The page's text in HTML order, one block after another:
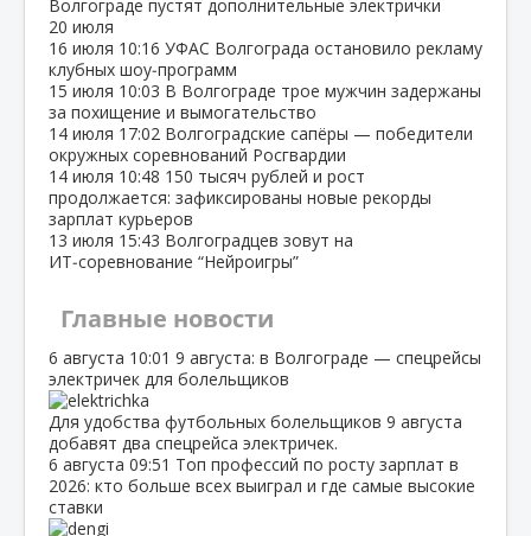
Волгограде пустят дополнительные электрички
20 июля
16 июля 10:16 УФАС Волгограда остановило рекламу
клубных шоу‑программ
15 июля 10:03 В Волгограде трое мужчин задержаны
за похищение и вымогательство
14 июля 17:02 Волгоградские сапёры — победители
окружных соревнований Росгвардии
14 июля 10:48 150 тысяч рублей и рост
продолжается: зафиксированы новые рекорды
зарплат курьеров
13 июля 15:43 Волгоградцев зовут на
ИТ‑соревнование “Нейроигры”
Главные новости
6 августа 10:01 9 августа: в Волгограде — спецрейсы
электричек для болельщиков
Для удобства футбольных болельщиков 9 августа
добавят два спецрейса электричек.
6 августа 09:51 Топ профессий по росту зарплат в
2026: кто больше всех выиграл и где самые высокие
ставки